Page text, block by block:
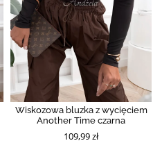
Wiskozowa bluzka z wycięciem
Another Time czarna
109,99 zł